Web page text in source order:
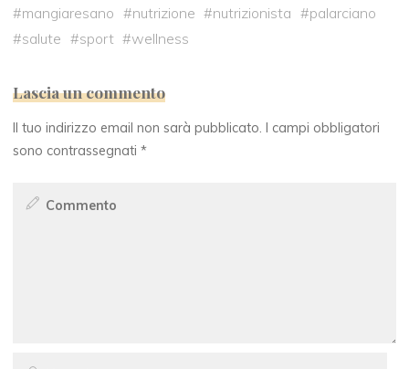
#mangiaresano #nutrizione #nutrizionista #palarciano
#salute #sport #wellness
Lascia un commento
Il tuo indirizzo email non sarà pubblicato. I campi obbligatori
sono contrassegnati*